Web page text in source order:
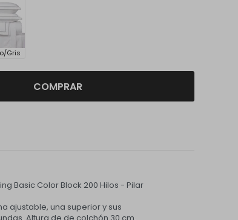
Gris
COMPRAR
Basic Color Block 200 Hilos - Pilar
ajustable, una superior y sus